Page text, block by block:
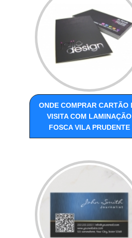
ONDE COMPRAR CARTÃO
VISITA COM LAMINAÇÃO
FOSCA VILA PRUDENTE